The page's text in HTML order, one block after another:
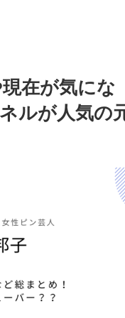
在が気にな
ルが人気の